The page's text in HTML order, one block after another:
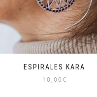
ESPIRALES KARA
10,00€